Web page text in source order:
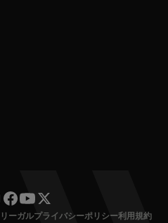
リーガルプライバシーポリシー利用規約